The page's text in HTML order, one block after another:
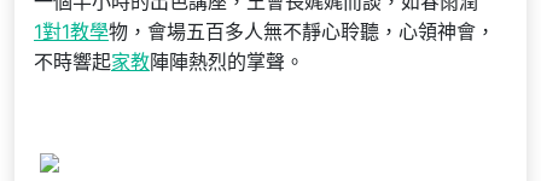
1對1教學物，會場五百多人無不靜心聆聽，心領神會，
不時響起家教陣陣熱烈的掌聲。